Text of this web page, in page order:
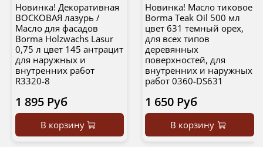
Новинка! Декоративная
ВОСКОВАЯ лазурь /
Масло для фасадов
Borma Holzwachs Lasur
0,75 л цвет 145 антрацит
для наружных и
внутренних работ
R3320-8
1 895 Руб
В корзину
Новинка! Масло тиковое
Borma Teak Oil 500 мл
цвет 631 темный орех,
для всех типов
деревянных
поверхностей, для
внутренних и наружных
работ 0360-DS631
1 650 Руб
В корзину